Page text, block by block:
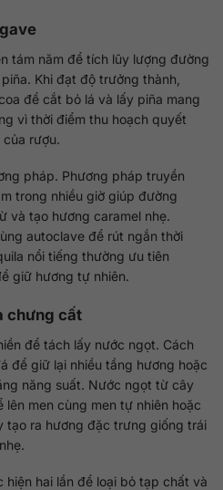
tám năm để tích lũy lượng đường
Khi đạt độ trưởng thành,
để cắt bỏ lá và lấy piña mang
vì thời điểm thu hoạch quyết
rượu.
pháp. Phương pháp truyền
trong nhiều giờ giúp đường
và tạo hương caramel nhẹ.
autoclave để rút ngắn thời
nổi tiếng thường ưu tiên
giữ hương tự nhiên.
chưng cất
để tách lấy nước ngọt. Cách
để giữ lại nhiều tầng hương hoặc
năng suất. Nước ngọt từ cây
men cùng men tự nhiên hoặc
tạo ra hương đặc trưng giống trái
hai lần để loại bỏ tạp chất và